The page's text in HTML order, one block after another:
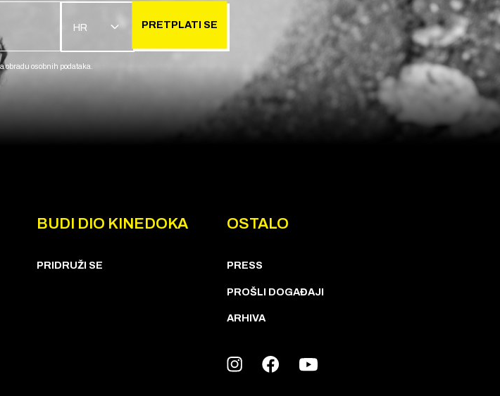
HR PRETPLATI SE
obradu osobnih podataka.
BUDI DIO KINEDOKA
PRIDRUŽI SE
OSTALO
PRESS
PROŠLI DOGAĐAJI
ARHIVA